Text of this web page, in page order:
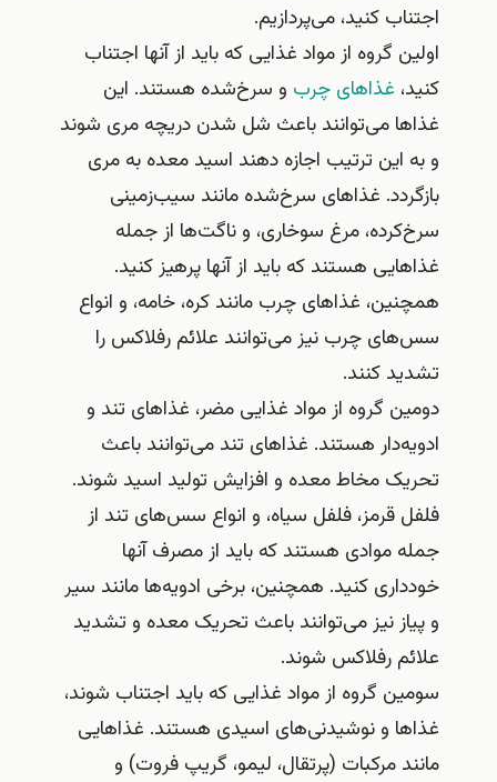
اجتناب کنید، می‌پردازیم.
اولین گروه از مواد غذایی که باید از آنها اجتناب
کنید، غذاهای چرب و سرخ‌شده هستند. این
غذاها می‌توانند باعث شل شدن دریچه مری شوند
و به این ترتیب اجازه دهند اسید معده به مری
بازگردد. غذاهای سرخ‌شده مانند سیب‌زمینی
سرخ‌کرده، مرغ سوخاری، و ناگت‌ها از جمله
غذاهایی هستند که باید از آنها پرهیز کنید.
همچنین، غذاهای چرب مانند کره، خامه، و انواع
سس‌های چرب نیز می‌توانند علائم رفلاکس را
تشدید کنند.
دومین گروه از مواد غذایی مضر، غذاهای تند و
ادویه‌دار هستند. غذاهای تند می‌توانند باعث
تحریک مخاط معده و افزایش تولید اسید شوند.
فلفل قرمز، فلفل سیاه، و انواع سس‌های تند از
جمله موادی هستند که باید از مصرف آنها
خودداری کنید. همچنین، برخی ادویه‌ها مانند سیر
و پیاز نیز می‌توانند باعث تحریک معده و تشدید
علائم رفلاکس شوند.
سومین گروه از مواد غذایی که باید اجتناب شوند،
غذاها و نوشیدنی‌های اسیدی هستند. غذاهایی
مانند مرکبات (پرتقال، لیمو، گریپ فروت) و